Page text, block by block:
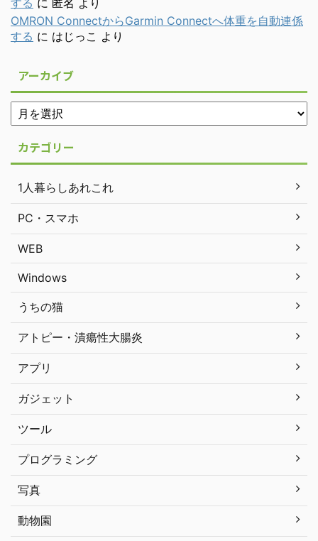
する に 匿名 より
OMRON ConnectからGarmin Connectへ体重を自動連係
する に はじっこ より
アーカイブ
カテゴリー
1人暮らしあれこれ
PC・スマホ
WEB
Windows
うちの猫
アトピー・潰瘍性大腸炎
アプリ
ガジェット
ツール
プログラミング
写真
動物園